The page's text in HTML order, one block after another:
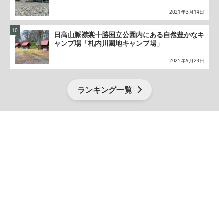
2021年3月14日
日高山脈襟裳十勝国立公園内にある自然豊かなキ
ャンプ場「札内川園地キャンプ場」
2025年9月28日
ランキング一覧